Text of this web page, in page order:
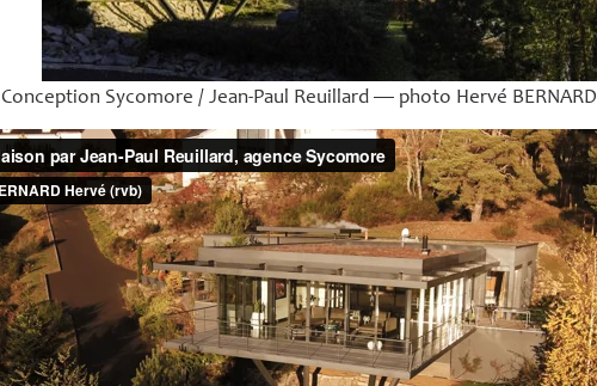
Conception Sycomore / Jean-Paul Reuillard — photo Hervé BERNARD